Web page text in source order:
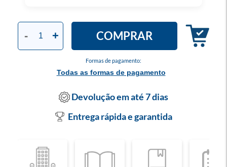
Formas de pagamento:
Todas as formas de pagamento
- + COMPRAR
Devolução em até 7 dias
Entrega rápida e garantida